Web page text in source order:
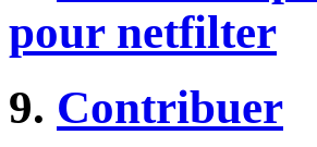
pour netfilter
9. Contribuer